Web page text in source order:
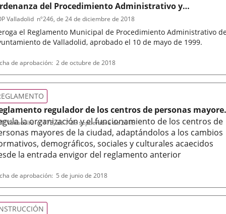
del Procedimiento Administrativo y
Electrónica del Ayuntamiento de
el Reglamento Municipal de Procedimiento Administrativo
de Valladolid, aprobado el 10 de mayo de 1999.
Valladolid nº246, de 24 de diciembre de 2018
de aprobación 2 de octubre de 2018
regulador de los centros de personas
Ayuntamiento de Valladolid
la organización y el funcionamiento de los centros de
mayores de la ciudad, adaptándolos a los cambios
demográficos, sociales y culturales acaecidos
la entrada envigor del reglamento anterior
Valladolid nº173, de 7 de septiembre de 2018
de aprobación 5 de junio de 2018